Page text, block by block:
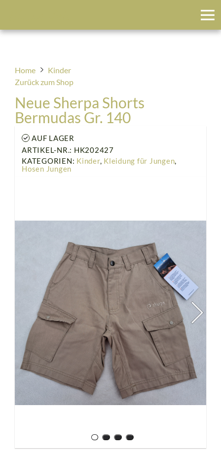
Home
Kinder
Zurück zum Shop
Neue Sherpa Shorts
Bermudas Gr. 140
AUF LAGER
ARTIKEL-NR.: HK202427
KATEGORIEN: Kinder, Kleidung für Jungen,
Hosen Jungen